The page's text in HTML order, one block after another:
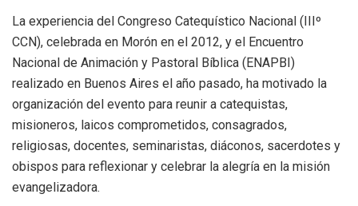
La experiencia del Congreso Catequístico Nacional (IIIº
CCN), celebrada en Morón en el 2012, y el Encuentro
Nacional de Animación y Pastoral Bíblica (ENAPBI)
realizado en Buenos Aires el año pasado, ha motivado la
organización del evento para reunir a catequistas,
misioneros, laicos comprometidos, consagrados,
religiosas, docentes, seminaristas, diáconos, sacerdotes y
obispos para reflexionar y celebrar la alegría en la misión
evangelizadora.